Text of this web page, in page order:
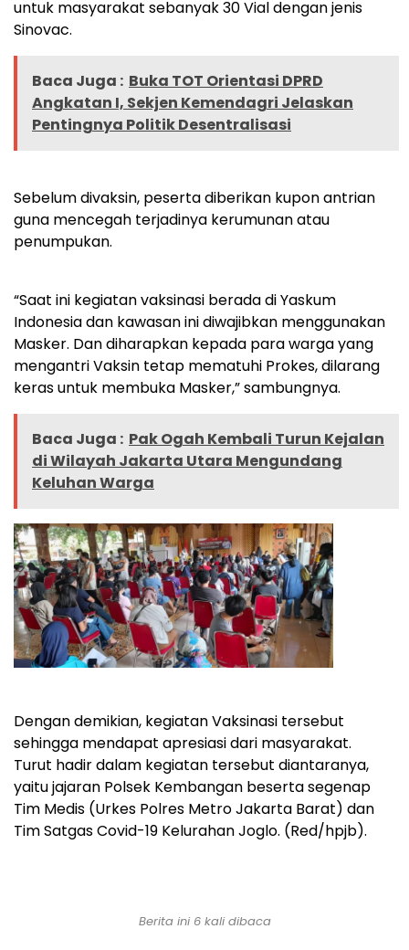
untuk masyarakat sebanyak 30 Vial dengan jenis
Sinovac.
Baca Juga : Buka TOT Orientasi DPRD
Angkatan I, Sekjen Kemendagri Jelaskan
Pentingnya Politik Desentralisasi
Sebelum divaksin, peserta diberikan kupon antrian
guna mencegah terjadinya kerumunan atau
penumpukan.
“Saat ini kegiatan vaksinasi berada di Yaskum
Indonesia dan kawasan ini diwajibkan menggunakan
Masker. Dan diharapkan kepada para warga yang
mengantri Vaksin tetap mematuhi Prokes, dilarang
keras untuk membuka Masker,” sambungnya.
Baca Juga : Pak Ogah Kembali Turun Kejalan
di Wilayah Jakarta Utara Mengundang
Keluhan Warga
Dengan demikian, kegiatan Vaksinasi tersebut
sehingga mendapat apresiasi dari masyarakat.
Turut hadir dalam kegiatan tersebut diantaranya,
yaitu jajaran Polsek Kembangan beserta segenap
Tim Medis (Urkes Polres Metro Jakarta Barat) dan
Tim Satgas Covid-19 Kelurahan Joglo. (Red/hpjb).
Berita ini 6 kali dibaca